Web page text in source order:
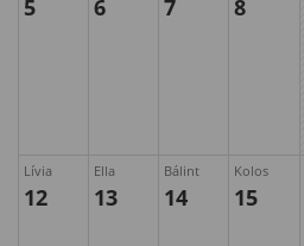
5 6 7 8
Lívia
12
Ella
13
Bálint
14
Kolos
15